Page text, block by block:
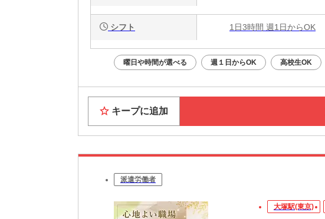
シフト 1日3時間 週1日からOK
曜日や時間が選べる 週１日からOK 高校生OK
キープに追加
派遣労働者
大塚駅(東京)